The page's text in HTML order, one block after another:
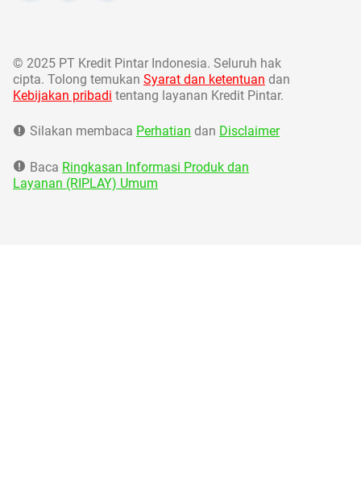
© 2025 PT Kredit Pintar Indonesia. Seluruh hak
cipta. Tolong temukan Syarat dan ketentuan dan
Kebijakan pribadi tentang layanan Kredit Pintar.
Silakan membaca Perhatian dan Disclaimer
Baca Ringkasan Informasi Produk dan
Layanan (RIPLAY) Umum